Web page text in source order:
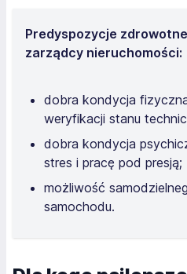
Predyspozycje
zarządcy nieruchomości:
dobra kondycja
weryfikacji stanu
dobra kondycja
stres i pracę pod presją;
możliwość
samochodu.